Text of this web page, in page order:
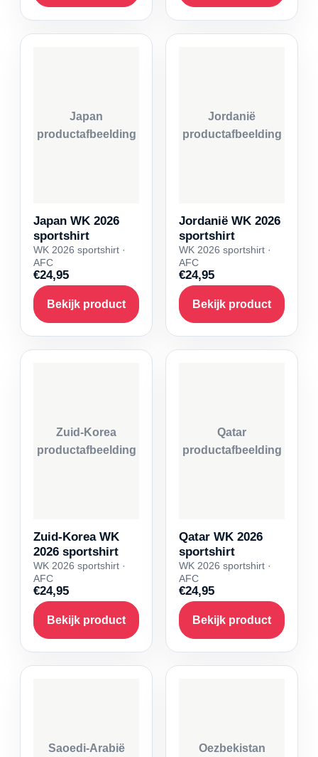
Japan
productafbeelding
Japan WK 2026
sportshirt
WK 2026 sportshirt ·
AFC
€24,95
Bekijk product
Jordanië
productafbeelding
Jordanië WK 2026
sportshirt
WK 2026 sportshirt ·
AFC
€24,95
Bekijk product
Zuid-Korea
productafbeelding
Zuid-Korea WK
2026 sportshirt
WK 2026 sportshirt ·
AFC
€24,95
Bekijk product
Qatar
productafbeelding
Qatar WK 2026
sportshirt
WK 2026 sportshirt ·
AFC
€24,95
Bekijk product
Saoedi-Arabië Oezbekistan